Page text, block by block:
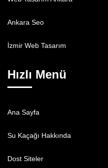
Ankara Seo
İzmir Web Tasarım
Hızlı Menü
Ana Sayfa
Su Kaçağı Hakkında
Dost Siteler